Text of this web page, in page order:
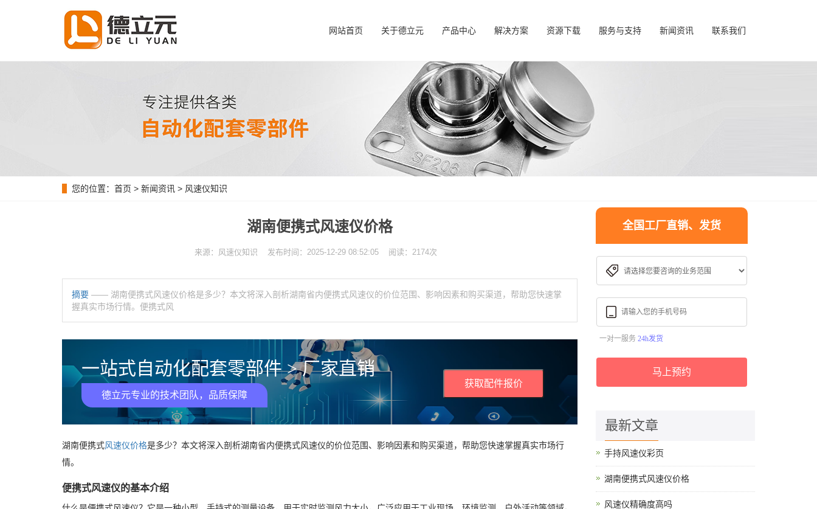
网站首页 关于德立元 产品中心 解决方案 资源下载 服务与支持 新闻资讯 联系我们
您的位置： 首页 > 新闻资讯 > 风速仪知识
湖南便携式风速仪价格
来源：风速仪知识 发布时间：2025-12-29 08:52:05 阅读：2174次
摘要 —— 湖南便携式风速仪价格是多少？本文将深入剖析湖南省内便携式风速仪的价位范围、影响因素和购买渠道，帮助您快速掌
握真实市场行情。便携式风
一站式自动化配套零部件 > 厂家直销
德立元专业的技术团队，品质保障
获取配件报价
湖南便携式风速仪价格是多少？本文将深入剖析湖南省内便携式风速仪的价位范围、影响因素和购买渠道，帮助您快速掌握真实市场行
情。
便携式风速仪的基本介绍
全国工厂直销、发货
一对一服务 24h发货
马上预约
最新文章
手持风速仪彩页
湖南便携式风速仪价格
风速仪精确度高吗